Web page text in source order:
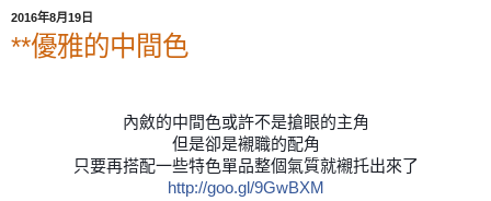
2016年8月19日
**優雅的中間色
內斂的中間色或許不是搶眼的主角
但是卻是襯職的配角
只要再搭配一些特色單品整個氣質就襯托出來了
http://goo.gl/9GwBXM